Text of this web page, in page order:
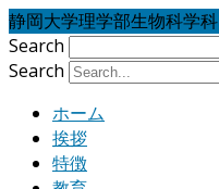
静岡大学理学部生物科学科
Search
Search
ホーム
挨拶
特徴